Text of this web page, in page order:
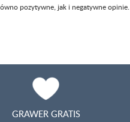
pozytywne, jak i negatywne opinie.
GRAWER GRATIS